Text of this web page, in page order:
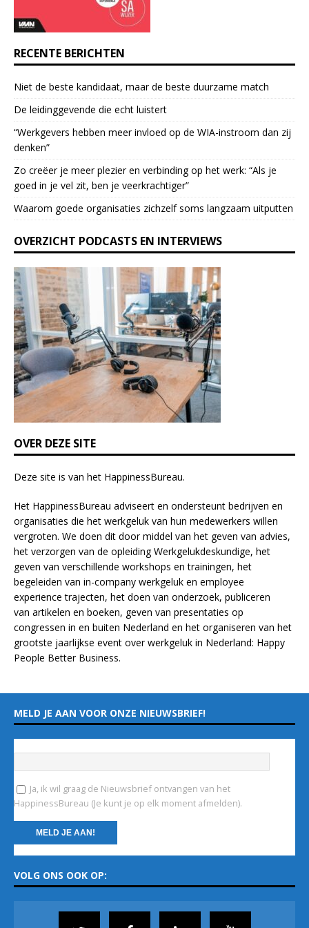
.
l
e
a
s
e
l
a
v
t
h
i
s
f
i
e
l
d
b
l
n
k
.
RECENTE BERICHTEN
Niet de beste kandidaat, maar de beste duurzame match
De leidinggevende die echt luistert
“Werkgevers hebben meer invloed op de WIA-instroom dan zij
denken”
Zo creëer je meer plezier en verbinding op het werk: “Als je
goed in je vel zit, ben je veerkrach­tiger”
Waarom goede organisaties zichzelf soms langzaam uitputten
OVERZICHT PODCASTS EN INTERVIEWS
OVER DEZE SITE
Deze site is van het HappinessBureau.
Het HappinessBureau adviseert en ondersteunt bedrijven en
organisaties die het werkgeluk van hun medewerkers willen
vergroten. We doen dit door middel van het geven van advies,
het verzorgen van de opleidingWerkgelukdeskundige, het
geven van verschillende workshops en trainingen, het
begeleiden van in-company werkgeluk en employee
experiencetrajecten, het doen van onderzoek, publiceren
van artikelen en boeken, geven van presentaties op
congressen in en buiten Nederland en het organiseren van het
grootste jaarlijkse event over werkgeluk in Nederland: Happy
People Better Business.
MELD JE AAN VOOR ONZE NIEUWSBRIEF!
Ja, ik wil graag de Nieuwsbrief ontvangen van het
HappinessBureau (Je kunt je op elk moment afmelden).
o
n
VOLG ONS OOK OP: